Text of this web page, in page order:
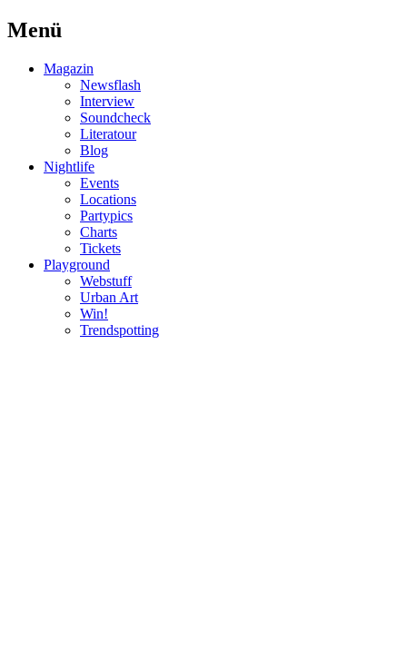
Menü
Magazin
Newsflash
Interview
Soundcheck
Literatour
Blog
Nightlife
Events
Locations
Partypics
Charts
Tickets
Playground
Webstuff
Urban Art
Win!
Trendspotting